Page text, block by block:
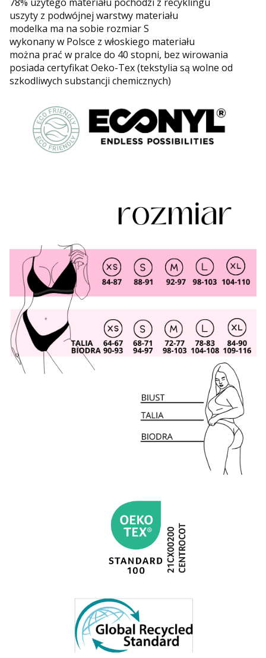
uszyty z podwójnej warstwy materiału
modelka ma na sobie rozmiar S
wykonany w Polsce z włoskiego materiału
można prać w pralce do 40 stopni, bez wirowania
posiada certyfikat Oeko-Tex (tekstylia są wolne od
szkodliwych substancji chemicznych)